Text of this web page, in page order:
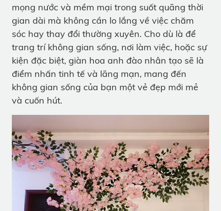
mọng nước và mềm mại trong suốt quãng thời
gian dài mà không cần lo lắng về việc chăm
sóc hay thay đổi thường xuyên. Cho dù là để
trang trí không gian sống, nơi làm việc, hoặc sự
kiện đặc biệt, giàn hoa anh đào nhân tạo sẽ là
điểm nhấn tinh tế và lãng mạn, mang đến
không gian sống của bạn một vẻ đẹp mới mẻ
và cuốn hút.